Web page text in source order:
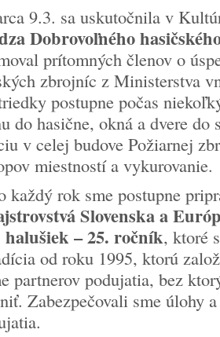
9.3. sa uskutočnila v
Dobrovoľného
prítomných členov o
zbrojníc z Ministerstva
postupne počas
do hasične, okná a dvere do
v celej budove Požiarnej
miestností a vykurovanie.
každý rok sme postupne
Slovenska a
– 25. ročník, ktoré
od roku 1995, ktorú
partnerov podujatia, bez
Zabezpečovali sme úlohy